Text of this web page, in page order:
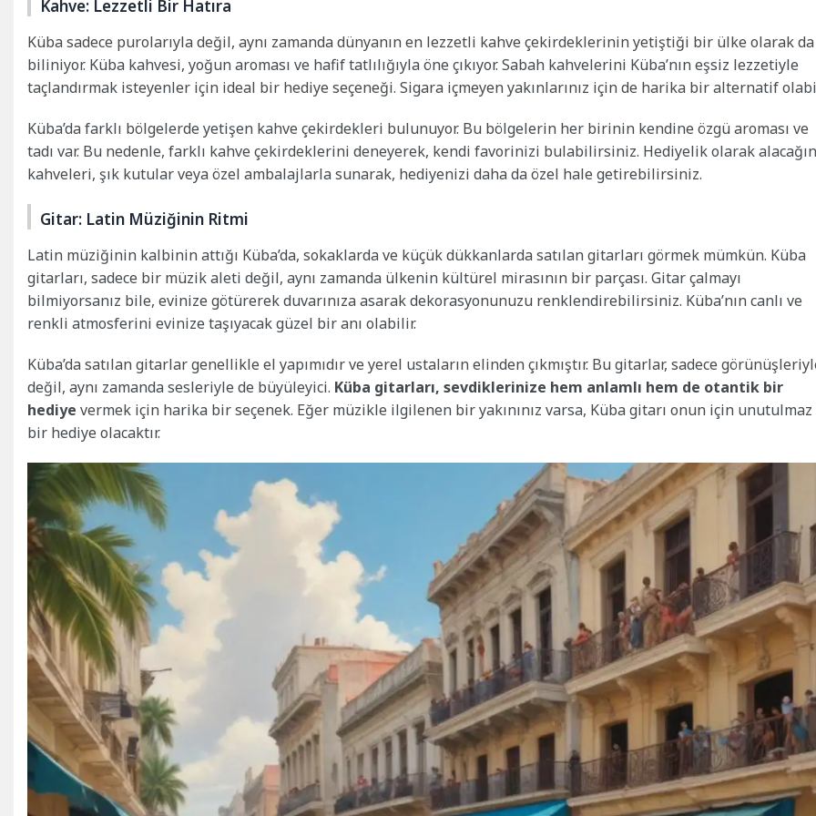
Kahve: Lezzetli Bir Hatıra
Küba sadece purolarıyla değil, aynı zamanda dünyanın en lezzetli kahve çekirdeklerinin yetiştiği bir ülke olarak da
biliniyor. Küba kahvesi, yoğun aroması ve hafif tatlılığıyla öne çıkıyor. Sabah kahvelerini Küba’nın eşsiz lezzetiyle
taçlandırmak isteyenler için ideal bir hediye seçeneği. Sigara içmeyen yakınlarınız için de harika bir alternatif
Küba’da farklı bölgelerde yetişen kahve çekirdekleri bulunuyor. Bu bölgelerin her birinin kendine özgü aroması ve
tadı var. Bu nedenle, farklı kahve çekirdeklerini deneyerek, kendi favorinizi bulabilirsiniz. Hediyelik olarak
kahveleri, şık kutular veya özel ambalajlarla sunarak, hediyenizi daha da özel hale getirebilirsiniz.
Gitar: Latin Müziğinin Ritmi
Latin müziğinin kalbinin attığı Küba’da, sokaklarda ve küçük dükkanlarda satılan gitarları görmek mümkün. Küba
gitarları, sadece bir müzik aleti değil, aynı zamanda ülkenin kültürel mirasının bir parçası. Gitar çalmayı
bilmiyorsanız bile, evinize götürerek duvarınıza asarak dekorasyonunuzu renklendirebilirsiniz. Küba’nın canlı ve
renkli atmosferini evinize taşıyacak güzel bir anı olabilir.
Küba’da satılan gitarlar genellikle el yapımıdır ve yerel ustaların elinden çıkmıştır. Bu gitarlar, sadece
değil, aynı zamanda sesleriyle de büyüleyici. Küba gitarları, sevdiklerinize hem anlamlı hem de otantik bir
hediye vermek için harika bir seçenek. Eğer müzikle ilgilenen bir yakınınız varsa, Küba gitarı onun için unutulmaz
bir hediye olacaktır.